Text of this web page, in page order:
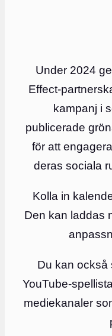
Under 2024
Effect-
kampanj i
publicerade
för att
deras sociala
Kolla in
Den kan laddas
Du kan också
YouTube-
mediekanaler